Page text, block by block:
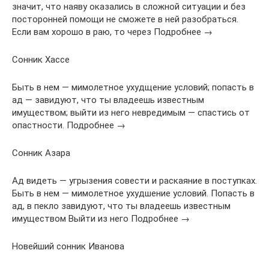
значит, что наяву оказались в сложной ситуации и без
посторонней помощи не сможете в ней разобраться.
Если вам хорошо в раю, то через Подробнее →
Сонник Хассе
Быть в нем — мимолетное ухудщение условий; попасть в
ад — завидуют, что ты владеешь известным
имуществом; выйти из него невредимым — спастись от
опастности. Подробнее →
Сонник Азара
Ад видеть — угрызения совести и раскаяние в поступках.
Быть в нем — мимолетное ухудшение условий. Попасть в
ад, в пекло завидуют, что ты владеешь известным
имуществом Выйти из него Подробнее →
Новейший сонник Иванова